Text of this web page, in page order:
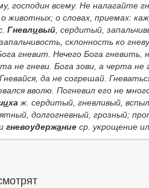
господин всему. Не налагайте
о словах, приемах:
Гневливый, сердитый,
склонность ко
гневит. Нечего Бога гневить,
не гневи. Бога зови, а черта не
Гневайся, да не согрешай.
вволю. Погневил его не
ихаж. сердитый, гневливый,
долгогневный, грозный;
гневоудержание ср. укрощение